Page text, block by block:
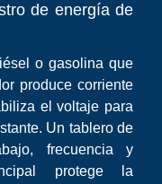
de energía de
o gasolina que
produce corriente
el voltaje para
Un tablero de
frecuencia y
protege la